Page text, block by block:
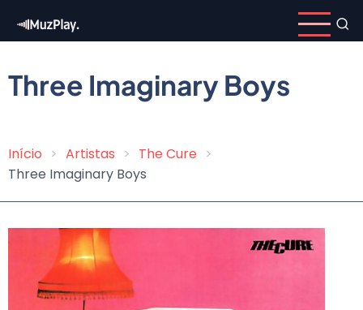
para
conteúdo
principal
Three Imaginary Boys
Trilha
navegação
Início Artistas
The Cure
Three Imaginary Boys